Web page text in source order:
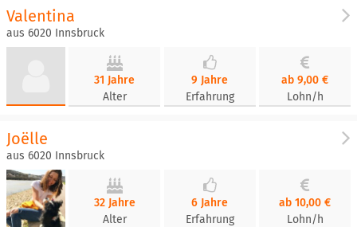
Valentina
aus 6020 Innsbruck
31 Jahre
Alter
9 Jahre
Erfahrung
ab 9,00 €
Lohn/h
Joëlle
aus 6020 Innsbruck
32 Jahre
Alter
6 Jahre
Erfahrung
ab 10,00 €
Lohn/h